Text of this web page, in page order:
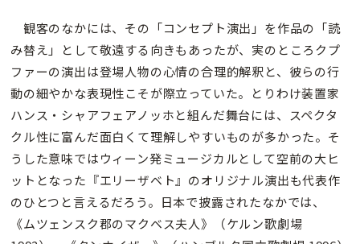
観客のなかには、その「コンセプト演出」を作品の「読
み替え」として敬遠する向きもあったが、実のところクプ
ファーの演出は登場人物の心情の合理的解釈と、彼らの行
動の細やかな表現性こそが際立っていた。とりわけ装置家
ハンス・シャアフェアノッホと組んだ舞台には、スペクタ
クル性に富んだ面白くて理解しやすいものが多かった。そ
うした意味ではウィーン発ミュージカルとして空前の大ヒ
ットとなった『エリーザベト』のオリジナル演出も代表作
のひとつと言えるだろう。日本で披露されたなかでは、
《ムツェンスク郡のマクベス夫人》（ケルン歌劇場